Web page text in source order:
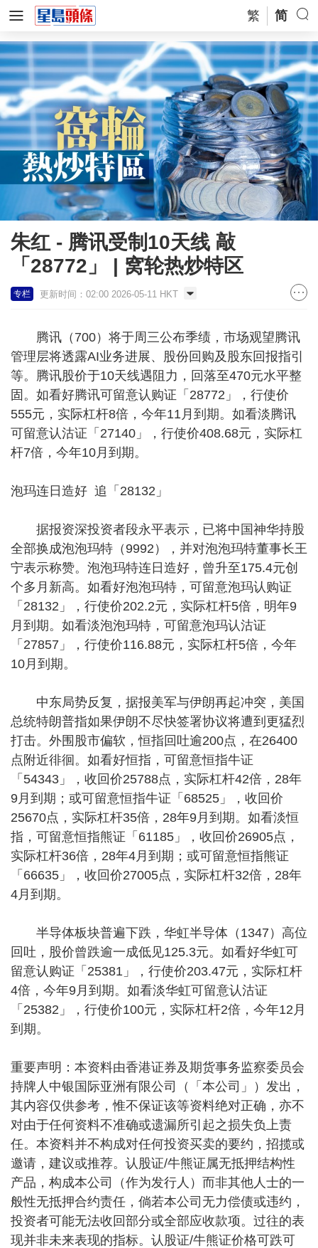
繁 简
朱红 - 腾讯受制10天线 敲
「28772」 | 窝轮热炒特区
专栏 更新时间：02:00 2026-05-11 HKT
腾讯（700）将于周三公布季绩，市场观望腾讯
管理层将透露AI业务进展、股份回购及股东回报指引
等。腾讯股价于10天线遇阻力，回落至470元水平整
固。如看好腾讯可留意认购证「28772」，行使价
555元，实际杠杆8倍，今年11月到期。如看淡腾讯
可留意认沽证「27140」，行使价408.68元，实际杠
杆7倍，今年10月到期。
泡玛连日造好 追「28132」
据报资深投资者段永平表示，已将中国神华持股
全部换成泡泡玛特（9992），并对泡泡玛特董事长王
宁表示称赞。泡泡玛特连日造好，曾升至175.4元创
个多月新高。如看好泡泡玛特，可留意泡玛认购证
「28132」，行使价202.2元，实际杠杆5倍，明年9
月到期。如看淡泡泡玛特，可留意泡玛认沽证
「27857」，行使价116.88元，实际杠杆5倍，今年
10月到期。
中东局势反复，据报美军与伊朗再起冲突，美国
总统特朗普指如果伊朗不尽快签署协议将遭到更猛烈
打击。外围股市偏软，恒指回吐逾200点，在26400
点附近徘徊。如看好恒指，可留意恒指牛证
「54343」，收回价25788点，实际杠杆42倍，28年
9月到期；或可留意恒指牛证「68525」，收回价
25670点，实际杠杆35倍，28年9月到期。如看淡恒
指，可留意恒指熊证「61185」，收回价26905点，
实际杠杆36倍，28年4月到期；或可留意恒指熊证
「66635」，收回价27005点，实际杠杆32倍，28年
4月到期。
半导体板块普遍下跌，华虹半导体（1347）高位
回吐，股价曾跌逾一成低见125.3元。如看好华虹可
留意认购证「25381」，行使价203.47元，实际杠杆
4倍，今年9月到期。如看淡华虹可留意认沽证
「25382」，行使价100元，实际杠杆2倍，今年12月
到期。
重要声明：本资料由香港证券及期货事务监察委员会
持牌人中银国际亚洲有限公司（「本公司」）发出，
其内容仅供参考，惟不保证该等资料绝对正确，亦不
对由于任何资料不准确或遗漏所引起之损失负上责
任。本资料并不构成对任何投资买卖的要约，招揽或
邀请，建议或推荐。认股证/牛熊证属无抵押结构性
产品，构成本公司（作为发行人）而非其他人士的一
般性无抵押合约责任，倘若本公司无力偿债或违约，
投资者可能无法收回部分或全部应收款项。过往的表
现并非未来表现的指标。认股证/牛熊证价格可跌可